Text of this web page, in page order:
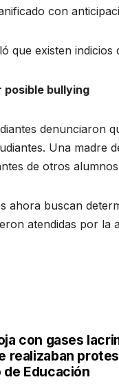
con
que existen indicios
posible bullying
denunciaron
Una madre
de otros
ahora buscan
atendidas por la
con gases
realizaban
Educación